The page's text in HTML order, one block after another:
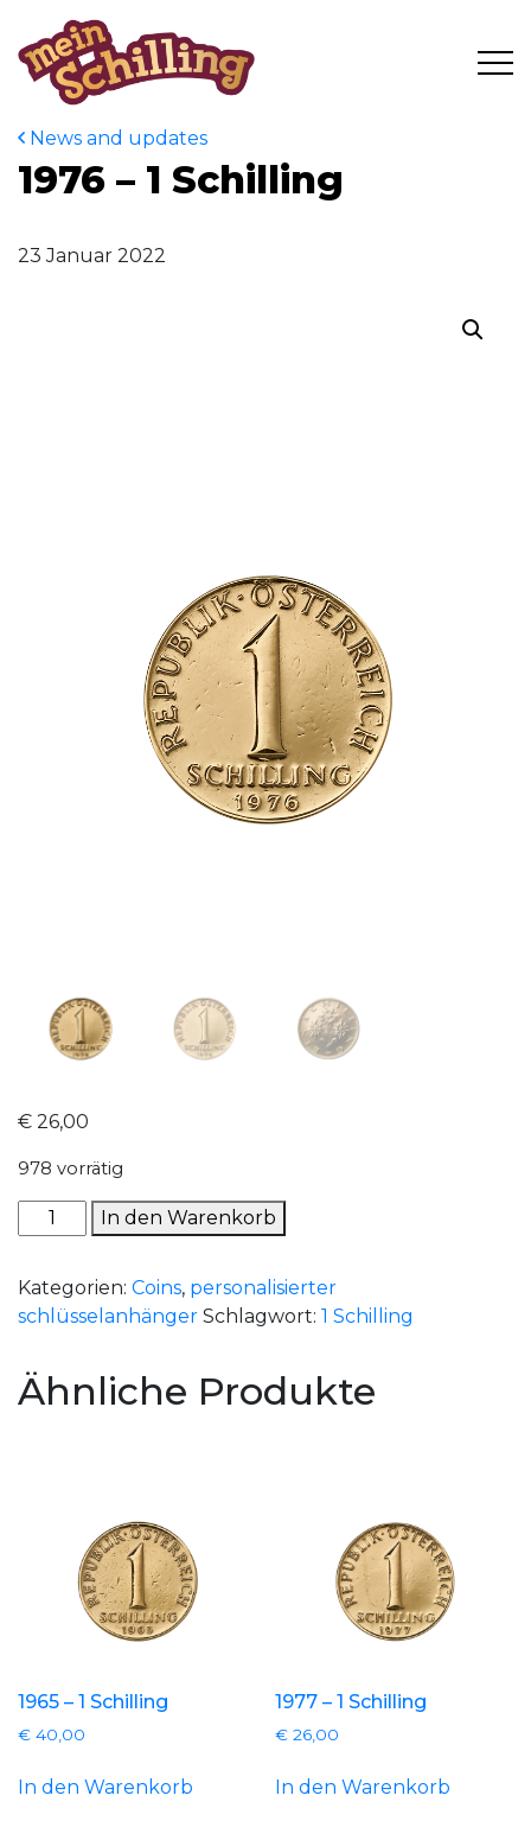
News and updates
1976 – 1 Schilling
23 Januar 2022
€ 26,00
978 vorrätig
1976
-
Schilling
Menge
In den Warenkorb
Kategorien: Coins, personalisierter
schlüsselanhänger Schlagwort: 1 Schilling
Ähnliche Produkte
1965 – 1 Schilling
€ 40,00
In den Warenkorb
1977 – 1 Schilling
€ 26,00
In den Warenkorb